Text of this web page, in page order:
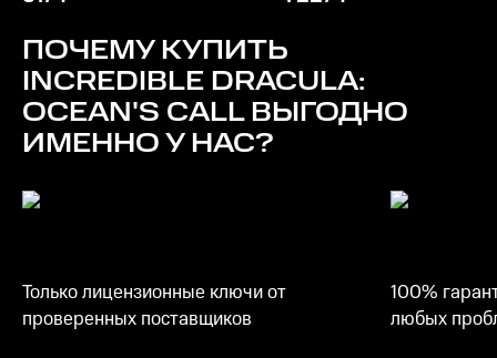
Место на диске
500 МБ
ПОЧЕМУ КУПИТЬ
INCREDIBLE DRACULA:
OCEAN'S CALLВЫГОДНО
ИМЕННО У НАС?
Только лицензионные ключи от
проверенных поставщиков
100%
любых